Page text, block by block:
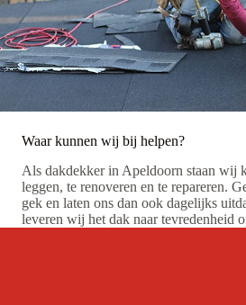
Waar kunnen wij bij helpen?
Als dakdekker in Apeldoorn staan wij
leggen, te renoveren en te repareren.
gek en laten ons dan ook dagelijks
leveren wij het dak naar tevredenheid